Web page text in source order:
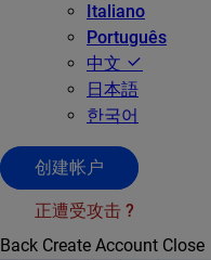
Italiano
Português
中文
日本語
한국어
创建帐户
正遭受攻击 ?
Back Create Account Close